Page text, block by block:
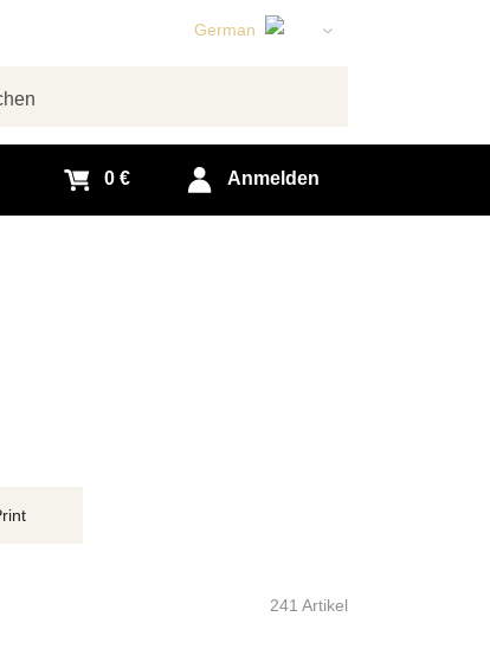
German
Slovak
Anmelden
0 €
241 Artikel